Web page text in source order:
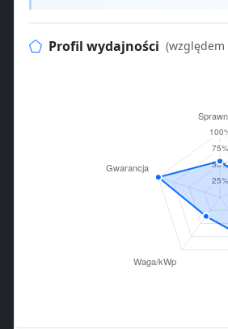
Profil wydajności